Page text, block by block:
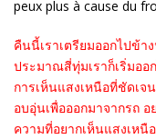
peux plus à cause du
คืนนี้เราเตรียมออกไปข้
ประมาณสี่ทุ่มเราก็เริ่มออ
การเห็นแสงเหนือที่ชัดเจ
อบอุ่นเพื่อออกมาจากรถ
ความที่อยากเห็นแสงเหนื